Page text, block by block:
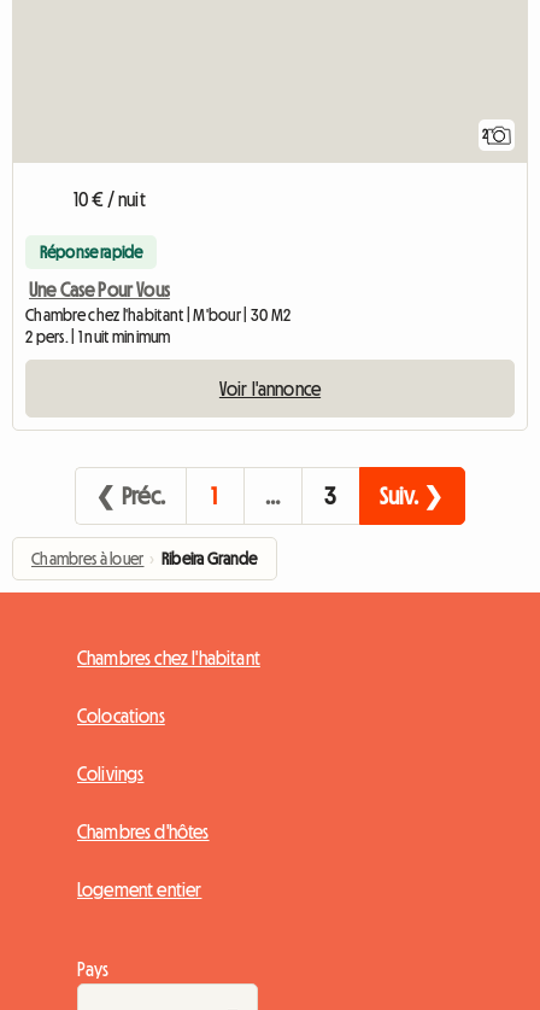
2
10 € / nuit
Réponse rapide
Une Case Pour Vous
Chambre chez l'habitant | M'bour | 30 M2
2 pers. | 1 nuit minimum
Voir l'annonce
❮ Préc. 1 … 3 Suiv. ❯
Chambres à louer › Ribeira Grande
Chambres chez l'habitant
Colocations
Colivings
Chambres d'hôtes
Logement entier
Pays